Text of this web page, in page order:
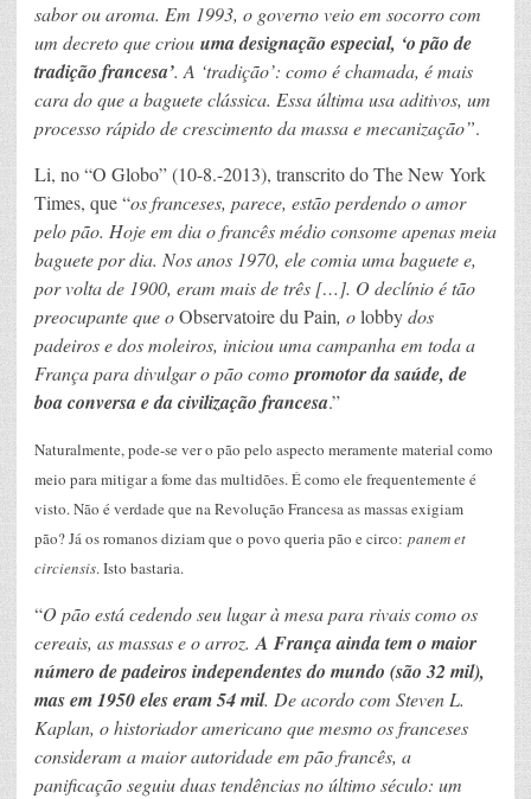
sabor ou aroma. Em 1993, o governo veio em socorro com
um decreto que criou uma designação especial, ‘o pão de
tradição francesa’. A ‘tradição’: como é chamada, é mais
cara do que a baguete clássica. Essa última usa aditivos, um
processo rápido de crescimento da massa e mecanização”.
Li, no “O Globo” (10-8.-2013), transcrito do The New York
Times, que “os franceses, parece, estão perdendo o amor
pelo pão. Hoje em dia o francês médio consome apenas meia
baguete por dia. Nos anos 1970, ele comia uma baguete e,
por volta de 1900, eram mais de três […]. O declínio é tão
preocupante que oObservatoire du Pain, olobbydos
padeiros e dos moleiros, iniciou uma campanha em toda a
França para divulgar o pão como promotor da saúde, de
boa conversa e da civilização francesa.”
Naturalmente, pode-se ver o pão pelo aspecto meramente material como
meio para mitigar a fome das multidões. É como ele frequentemente é
visto. Não é verdade que na Revolução Francesa as massas exigiam
pão? Já os romanos diziam que o povo queria pão e circo: panem et
circiensis. Isto bastaria.
“O pão está cedendo seu lugar à mesa para rivais como os
cereais, as massas e o arroz. A França ainda tem o maior
número de padeiros independentes do mundo (são 32 mil),
mas em 1950 eles eram 54 mil. De acordo com Steven L.
Kaplan, o historiador americano que mesmo os franceses
consideram a maior autoridade em pão francês, a
panificação seguiu duas tendências no último século: um